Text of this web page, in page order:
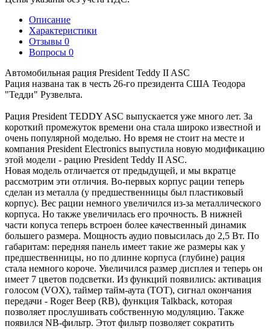
Описание
Характеристики
Отзывы 0
Вопросы 0
Автомобильная рация President Teddy II ASC
Рация названа так в честь 26-го президента США Теодора
"Тедди" Рузвельта.
Рация President TEDDY ASC выпускается уже много лет. За
короткий промежуток времени она стала широко известной и
очень популярной моделью. Но время не стоит на месте и
компания President Electronics выпустила новую модификацию
этой модели - рацию President Teddy II ASC.
Новая модель отличается от предыдущей, и мы вкратце
рассмотрим эти отличия. Во-первых корпус рации теперь
сделан из металла (у предшественницы был пластиковый
корпус). Вес рации немного увеличился из-за металлического
корпуса. Но также увеличилась его прочность. В нижней
части копуса теперь встроен более качественный динамик
большего размера. Мощность аудио повысилась до 2,5 Вт. По
габаритам: передняя панель имеет такие же размеры как у
предшественницы, но по длинне корпуса (глубине) рация
стала немного короче. Увеличился размер дисплея и теперь он
имеет 7 цветов подсветки. Из функций появились: активация
голосом (VOX), таймер тайм-аута (TOT), сигнал окончания
передачи - Roger Beep (RB), функция Talkback, которая
позволяет прослушивать собственную модуляцию. Также
появился NB-фильтр. Этот фильтр позволяет сократить